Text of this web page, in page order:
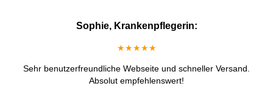
Sophie, Krankenpflegerin:
★★★★★
Sehr benutzerfreundliche Webseite und schneller Versand.
Absolut empfehlenswert!